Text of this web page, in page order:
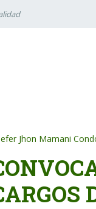
Jhon Mamani